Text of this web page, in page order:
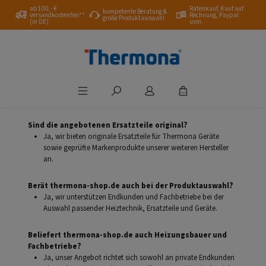
Zum Hauptinhalt springen
ab 100,- €
versandkostenfrei**
(in DE)
kompetente Beratung &
große Produktauswahl
Ratenkauf, Kauf auf
Rechnung, Paypal
uvm.
Sind die angebotenen Ersatzteile original?
Ja, wir bieten originale Ersatzteile für Thermona Geräte
sowie geprüfte Markenprodukte unserer weiteren Hersteller
an.
Berät thermona-shop.de auch bei der Produktauswahl?
Ja, wir unterstützen Endkunden und Fachbetriebe bei der
Auswahl passender Heiztechnik, Ersatzteile und Geräte.
Beliefert thermona-shop.de auch Heizungsbauer und
Fachbetriebe?
Ja, unser Angebot richtet sich sowohl an private Endkunden